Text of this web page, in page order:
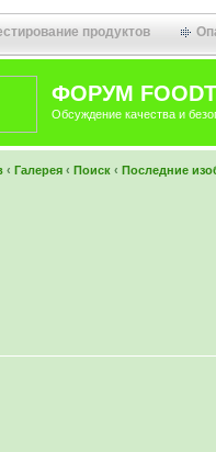
продуктов
ФОРУМ
Обсуждение качества и
‹ Галерея ‹ Поиск ‹ Последние